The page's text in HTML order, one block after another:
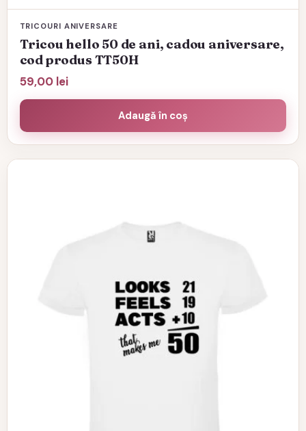
TRICOURI ANIVERSARE
Tricou hello 50 de ani, cadou aniversare,
cod produs TT50H
59,00 lei
Adaugă în coș
Acest